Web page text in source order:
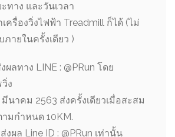
ทาง และวันเวลา
ครื่องวิ่งไฟฟ้า Treadmill ก็ได้ (ไม่
ภายในครั้งเดียว )
ผลทาง LINE : @PRun โดย
ง
นาคม 2563 ส่งครั้งเดียวเมื่อสะสม
มกำหนด 10KM.
งผล Line ID : @PRun เท่านั้น